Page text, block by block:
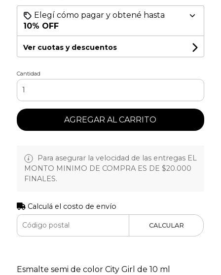
Elegí cómo pagar y obtené hasta
10% OFF
Ver cuotas y descuentos
Cantidad
AGREGAR AL CARRITO
Para asegurar la velocidad de las entregas EL
MONTO MINIMO DE COMPRA ES DE $20.000
FINALES.
Calculá el costo de envío
CALCULAR
Esmalte semi de color City Girl de 10 ml